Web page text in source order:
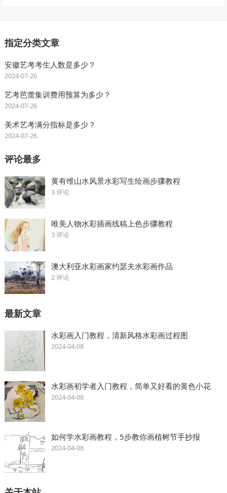
指定分类文章
安徽艺考考生人数是多少？
2024-07-26
艺考芭蕾集训费用预算为多少？
2024-07-26
美术艺考满分指标是多少？
2024-07-26
评论最多
黄有维山水风景水彩写生绘画步骤教程
3 评论
唯美人物水彩插画线稿上色步骤教程
3 评论
澳大利亚水彩画家约瑟夫水彩画作品
2 评论
最新文章
水彩画入门教程，清新风格水彩画过程图
2024-04-08
水彩画初学者入门教程，简单又好看的黄色小花
2024-04-08
如何学水彩画教程，5步教你画植树节手抄报
2024-04-08